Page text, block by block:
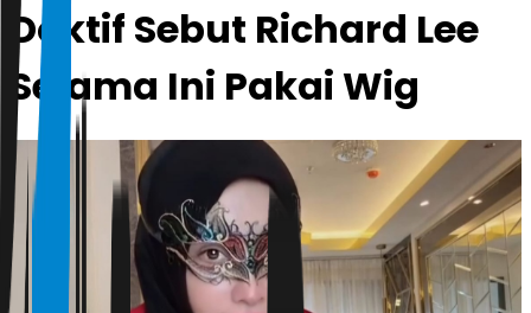
Doktif Sebut Richard Lee
Selama Ini Pakai Wig